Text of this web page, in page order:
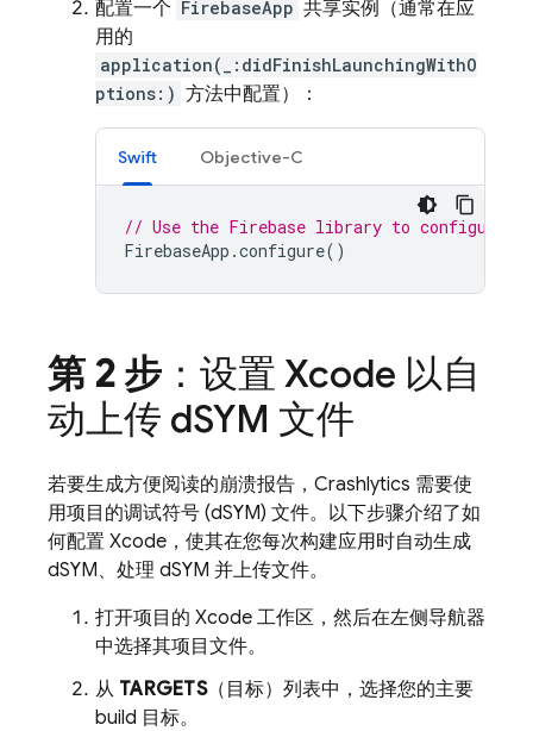
配置一个 FirebaseApp 共享实例（通常在应
用的
application(_:didFinishLaunchingWithO
ptions:) 方法中配置）：
Swift Objective-C
// Use the Firebase library to configure
FirebaseApp .configure()
第 2 步 ：设置 Xcode 以自
动上传 dSYM 文件
若要生成方便阅读的崩溃报告， Crashlytics 需要使
用项目的调试符号 (dSYM) 文件。以下步骤介绍了如
何配置 Xcode，使其在您每次构建应用时自动生成
dSYM、处理 dSYM 并上传文件。
打开项目的 Xcode 工作区，然后在左侧导航器
中选择其项目文件。
从 TARGETS（目标）列表中，选择您的主要
build 目标。